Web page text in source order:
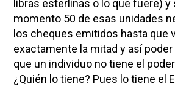
libras esterlinas o lo que fuere) y
momento 50 de esas unidades
los cheques emitidos hasta que
exactamente la mitad y así poder
que un individuo no tiene el
¿Quién lo tiene? Pues lo tiene el